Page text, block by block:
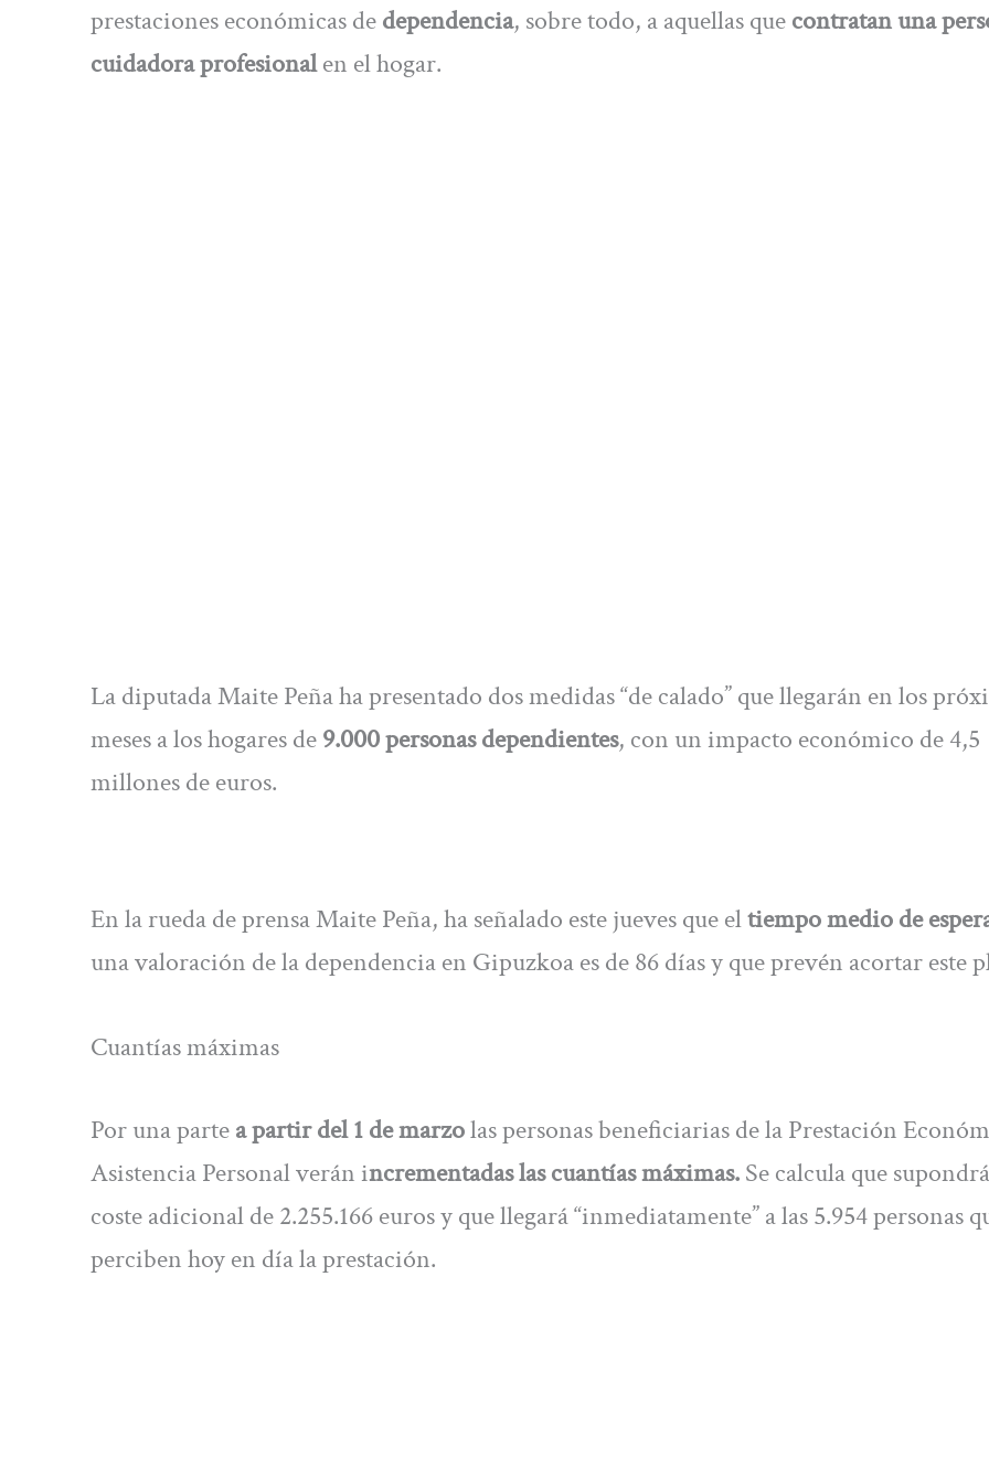
prestaciones económicas dedependencia, sobre todo, a aquellas quecontratan una
cuidadora profesionalen el hogar.
La diputada Maite Peña ha presentado dos medidas “de calado” que llegarán en los
meses a los hogares de9.000 personas dependientes, con un impacto económico de 4,5
millones de euros.
En la rueda de prensa Maite Peña, ha señalado este jueves que eltiempo medio de
una valoración de la dependencia en Gipuzkoa es de 86 días y que prevén acortar este
Cuantías máximas
Por una partea partir del 1 de marzolas personas beneficiarias de la Prestación
Asistencia Personal verán incrementadas las cuantías máximas.Se calcula que
coste adicional de 2.255.166 euros y que llegará “inmediatamente” a las 5.954 personas
perciben hoy en día la prestación.